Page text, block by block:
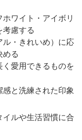
ホワイト・アイボリ
慮する
・きれいめ）に応
める
愛用できるものを
と洗練された印象
ルや生活習慣に合